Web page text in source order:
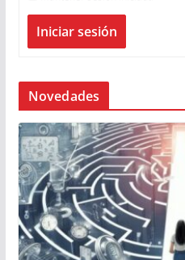
Iniciar sesión
Novedades